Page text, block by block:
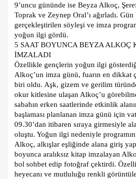
9’uncu gününde ise Beyza Alkoç,
Toprak ve Zeynep Oral’ı ağırladı.
gerçekleştirilen söyleşi ve imza
yoğun ilgi gördü.
5 SAAT BOYUNCA BEYZA ALKOÇ
İMZALADI
Özellikle gençlerin yoğun ilgi
Alkoç’un imza günü, fuarın en dikkat
biri oldu. Aşk, gizem ve gerilim
okur kitlesine ulaşan Alkoç’u
sabahın erken saatlerinde etkinlik
başlaması planlanan imza günü için
09.30’dan itibaren sıraya girmesiyle
oluştu. Yoğun ilgi nedeniyle
Alkoç, alkışlar eşliğinde alana giriş
boyunca aralıksız kitap imzalayan
bol sohbet edip fotoğraf çektirdi.
heyecanı ve mutluluğu renkli